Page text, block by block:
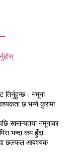
तिर्नुहुन्छ। नमूना
छ भन्ने कुरामा
सामान्यतया नमूनाका
भन्दा कम हुँदा
छलफल आवश्यक